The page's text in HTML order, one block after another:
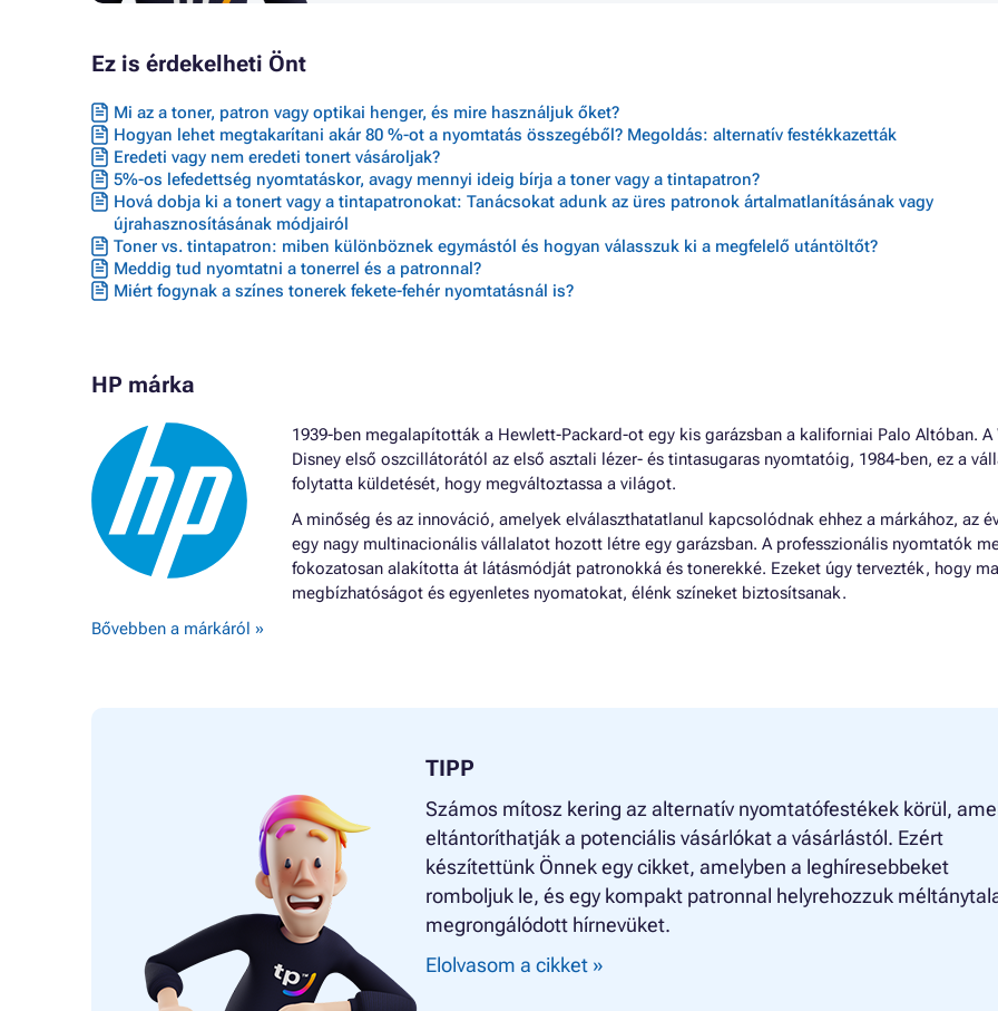
Ez is érdekelheti Önt
Mi az a toner, patron vagy optikai henger, és mire használjuk őket?
Hogyan lehet megtakarítani akár 80 %-ot a nyomtatás összegéből? Megoldás: alternatív festékkazetták
Eredeti vagy nem eredeti tonert vásároljak?
5%-os lefedettség nyomtatáskor, avagy mennyi ideig bírja a toner vagy a tintapatron?
Hová dobja ki a tonert vagy a tintapatronokat: Tanácsokat adunk az üres patronok ártalmatlanításának vagy
újrahasznosításának módjairól
Toner vs. tintapatron: miben különböznek egymástól és hogyan válasszuk ki a megfelelő utántöltőt?
Meddig tud nyomtatni a tonerrel és a patronnal?
Miért fogynak a színes tonerek fekete-fehér nyomtatásnál is?
HP márka
1939-ben megalapították a Hewlett-Packard-ot egy kis garázsban a kaliforniai Palo Altóban. A
Disney első oszcillátorától az első asztali lézer- és tintasugaras nyomtatóig, 1984-ben, ez a
folytatta küldetését, hogy megváltoztassa a világot.
A minőség és az innováció, amelyek elválaszthatatlanul kapcsolódnak ehhez a márkához, az
egy nagy multinacionális vállalatot hozott létre egy garázsban. A professzionális nyomtatók
fokozatosan alakította át látásmódját patronokká és tonerekké. Ezeket úgy tervezték, hogy
megbízhatóságot és egyenletes nyomatokat, élénk színeket biztosítsanak.
Bővebben a márkáról »
TIPP
Számos mítosz kering az alternatív nyomtatófestékek körül,
eltántoríthatják a potenciális vásárlókat a vásárlástól. Ezért
készítettünk Önnek egy cikket, amelyben a leghíresebbeket
romboljuk le, és egy kompakt patronnal helyrehozzuk
megrongálódott hírnevüket.
Elolvasom a cikket »